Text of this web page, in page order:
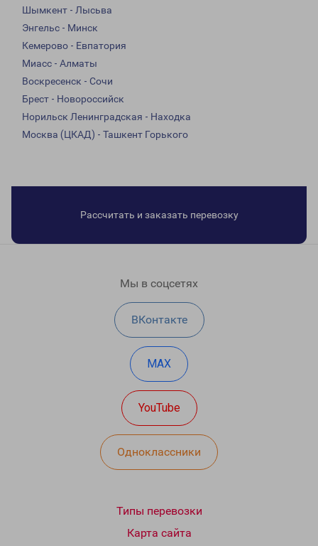
Шымкент - Лысьва
Энгельс - Минск
Кемерово - Евпатория
Миасс - Алматы
Воскресенск - Сочи
Брест - Новороссийск
Норильск Ленинградская - Находка
Москва (ЦКАД) - Ташкент Горького
Рассчитать и заказать перевозку
Мы в соцсетях
ВКонтакте
MAX
YouTube
Одноклассники
Типы перевозки
Карта сайта